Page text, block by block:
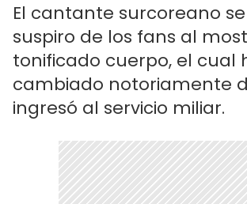
El cantante surcoreano
suspiro de los fans al
tonificado cuerpo, el cual
cambiado notoriamente
ingresó al servicio miliar.